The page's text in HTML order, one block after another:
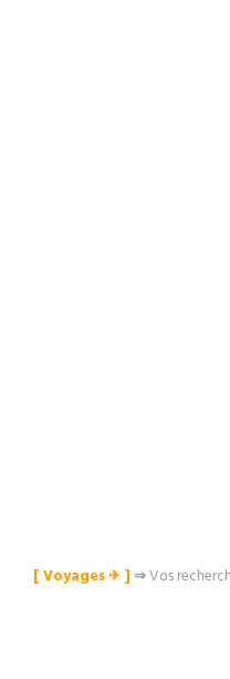
[ Voyages ✈︎ ]⇒Vos